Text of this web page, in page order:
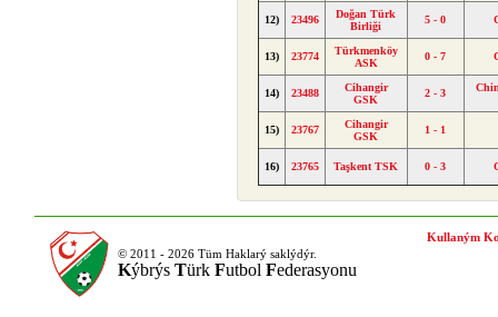
12) 23496
Doğan Türk
Birliği
5 - 0
13) 23774
Türkmenköy
ASK
0 - 7
14) 23488
Cihangir
GSK
2 - 3
15) 23767
Cihangir
GSK
1 - 1
16) 23765 Taşkent TSK 0 - 3
© 2011 - 2026 Tüm Haklarý saklýdýr.
Kýbrýs Türk Futbol Federasyonu
Kullaným